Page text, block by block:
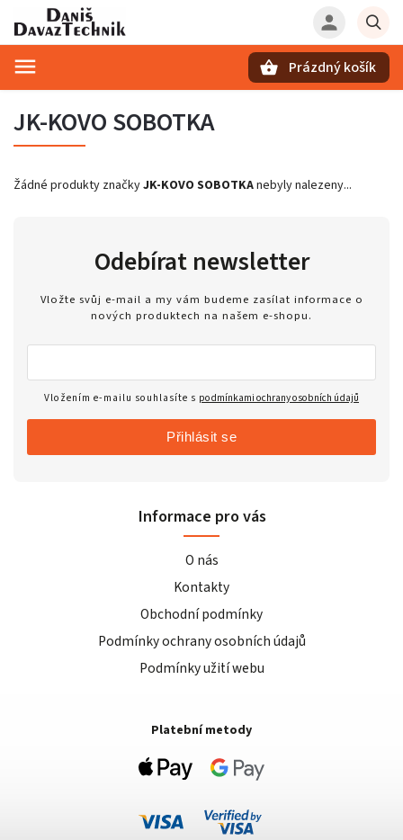
Prázdný košík
JK-KOVO SOBOTKA
Žádné produkty značkyJK-KOVO SOBOTKAnebyly nalezeny...
Odebírat newsletter
Vložte svůj e-mail a my vám budeme zasílat informace o
nových produktech na našem e-shopu.
Vložením e-mailu souhlasíte s podmínkami ochrany osobních údajů
Přihlásit se
Informace pro vás
O nás
Kontakty
Obchodní podmínky
Podmínky ochrany osobních údajů
Podmínky užití webu
Platební metody